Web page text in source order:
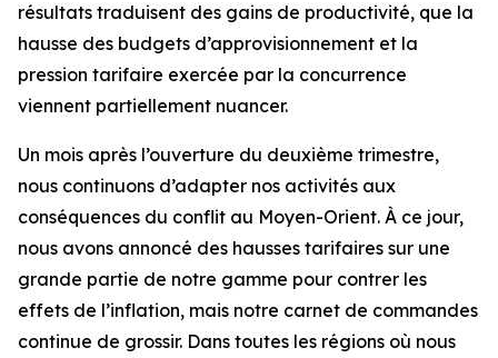
résultats traduisent des gains de productivité, que la
hausse des budgets d’approvisionnement et la
pression tarifaire exercée par la concurrence
viennent partiellement nuancer.
Un mois après l’ouverture du deuxième trimestre,
nous continuons d’adapter nos activités aux
conséquences du conflit au Moyen-Orient. À ce jour,
nous avons annoncé des hausses tarifaires sur une
grande partie de notre gamme pour contrer les
effets de l’inflation, mais notre carnet de commandes
continue de grossir. Dans toutes les régions où nous